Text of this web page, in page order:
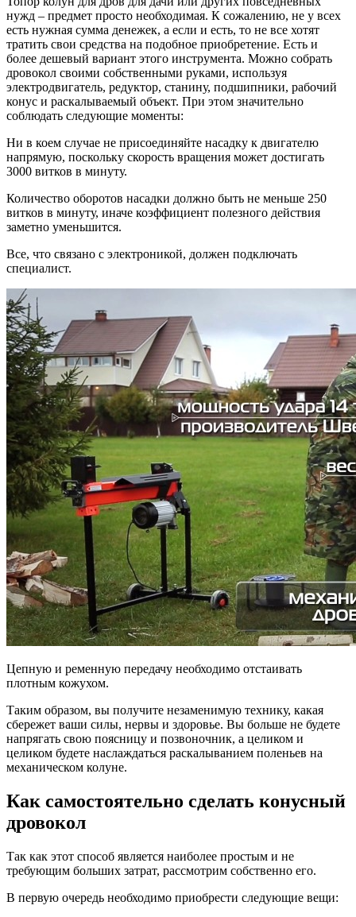
нужд – предмет просто необходимая. К сожалению, не у всех
есть нужная сумма денежек, а если и есть, то не все хотят
тратить свои средства на подобное приобретение. Есть и
более дешевый вариант этого инструмента. Можно собрать
дровокол своими собственными руками, используя
электродвигатель, редуктор, станину, подшипники, рабочий
конус и раскалываемый объект. При этом значительно
соблюдать следующие моменты:
Ни в коем случае не присоединяйте насадку к двигателю
напрямую, поскольку скорость вращения может достигать
3000 витков в минуту.
Количество оборотов насадки должно быть не меньше 250
витков в минуту, иначе коэффициент полезного действия
заметно уменьшится.
Все, что связано с электроникой, должен подключать
специалист.
Цепную и ременную передачу необходимо отстаивать
плотным кожухом.
Таким образом, вы получите незаменимую технику, какая
сбережет ваши силы, нервы и здоровье. Вы больше не будете
напрягать свою поясницу и позвоночник, а целиком и
целиком будете наслаждаться раскалыванием поленьев на
механическом колуне.
Как самостоятельно сделать конусный
дровокол
Так как этот способ является наиболее простым и не
требующим больших затрат, рассмотрим собственно его.
В первую очередь необходимо приобрести следующие вещи: